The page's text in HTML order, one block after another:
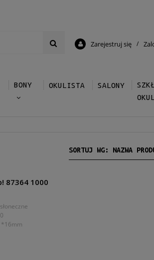
Zarejestruj się /
BONY OKULISTA SALONY
SORTUJ WG: NAZWA
87364 1000
*16mm